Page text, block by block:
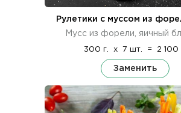
Рулетики с муссом из
Мусс из форели, яичный
300 г. x 7 шт. = 2 100
Заменить